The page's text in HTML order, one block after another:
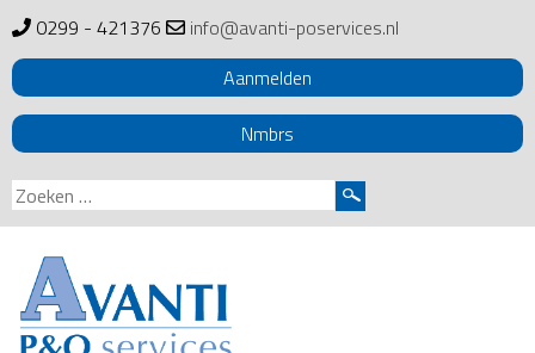
0299 - 421376
info@avanti-poservices.nl
Aanmelden
Nmbrs
Zoeken
naar: